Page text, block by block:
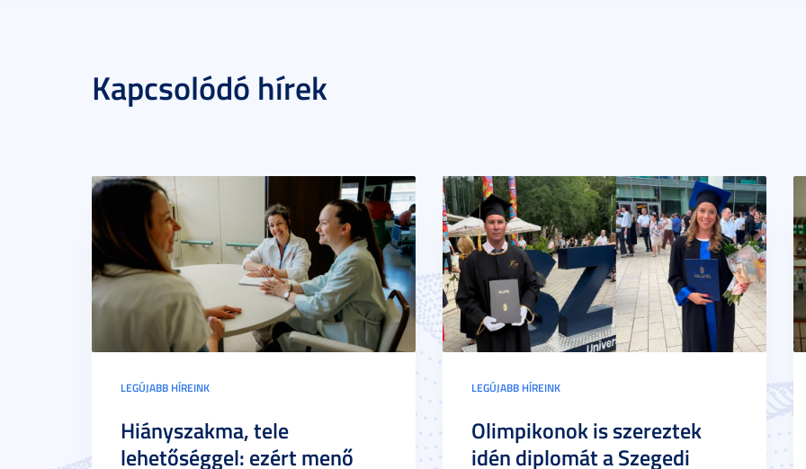
Kapcsolódó hírek
LEGÚJABB HÍREINK
Hiányszakma, tele
lehetőséggel: ezért menő
LEGÚJABB HÍREINK
Olimpikonok is szereztek
idén diplomát a Szegedi